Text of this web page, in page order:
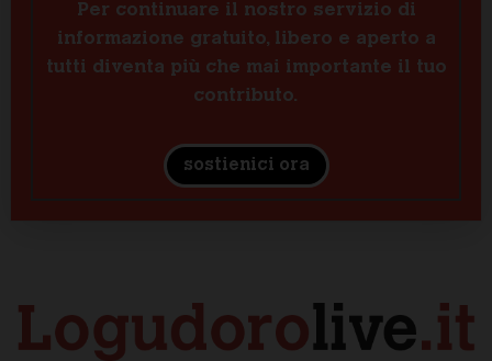
Per continuare il nostro servizio di
informazione gratuito, libero e aperto a
tutti diventa più che mai importante il tuo
contributo.
sostienici ora